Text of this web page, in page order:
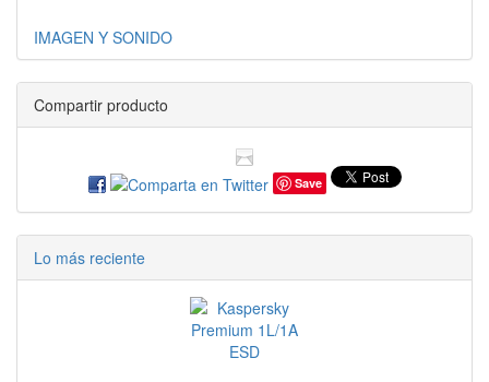
IMAGEN Y SONIDO
Compartir producto
Save
Lo más reciente